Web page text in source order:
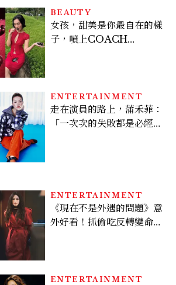
BEAUTY
女孩，甜美是你最自在的樣
子，噴上COACH
ENTERTAINMENT
走在演員的路上，蒲禾菲：
「一次次的失敗都是必經過
ENTERTAINMENT
《現在不是外遇的問題》意
外好看！抓偷吃反轉變命
看點懶人包
ENTERTAINMENT